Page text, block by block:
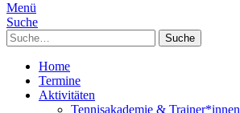
Menü
Suche
Suche
Home
Termine
Aktivitäten
Tennisakademie & Trainer*innen